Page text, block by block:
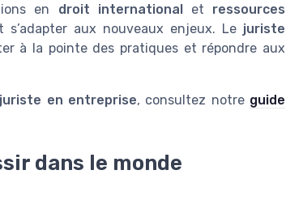
en droit internationalet ressources
s’adapter aux nouveaux enjeux. Le juriste
à la pointe des pratiques et répondre aux
en entreprise, consultez notre guide
dans le monde